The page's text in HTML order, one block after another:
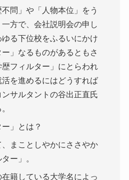
問」や「人物本位」をう
方で、会社説明会の申し
る下位校をふるいにかけ
」なるものがあるともさ
フィルター」にとらわれ
を進めるにはどうすれば
サルタントの谷出正直氏
」とは？
まことしやかにささやか
ー」。
籍している大学名によっ